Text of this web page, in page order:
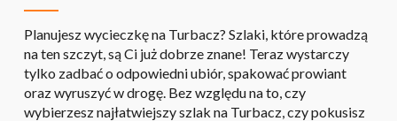
Planujesz wycieczkę na Turbacz? Szlaki, które prowadzą
na ten szczyt, są Ci już dobrze znane! Teraz wystarczy
tylko zadbać o odpowiedni ubiór, spakować prowiant
oraz wyruszyć w drogę. Bez względu na to, czy
wybierzesz najłatwiejszy szlak na Turbacz, czy pokusisz